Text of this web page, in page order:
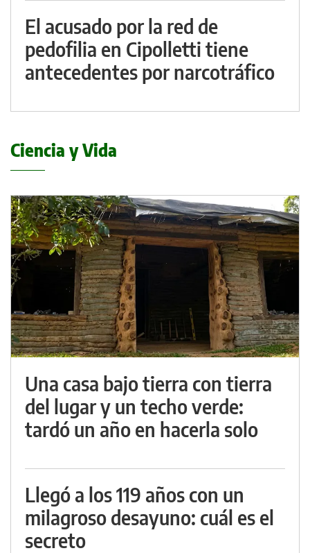
El acusado por la red de
pedofilia en Cipolletti tiene
antecedentes por narcotráfico
Ciencia y Vida
Una casa bajo tierra con tierra
del lugar y un techo verde:
tardó un año en hacerla solo
Llegó a los 119 años con un
milagroso desayuno: cuál es el
secreto